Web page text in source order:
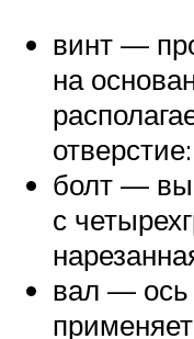
винт —
на
отверстие:
болт —
с
вал — ось